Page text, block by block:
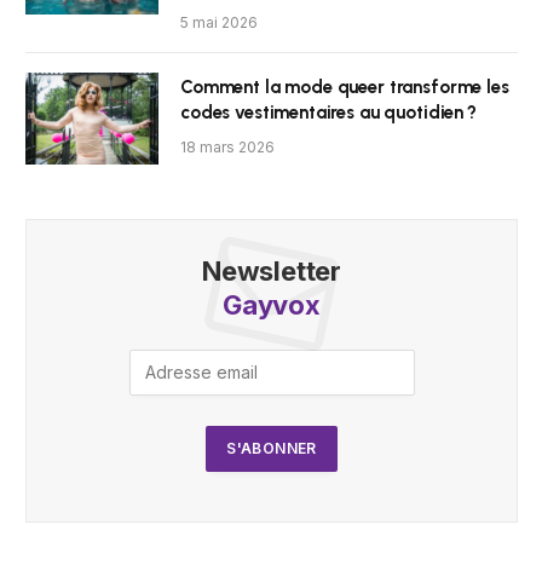
5 mai 2026
Comment la mode queer transforme les
codes vestimentaires au quotidien ?
18 mars 2026
Newsletter
Gayvox